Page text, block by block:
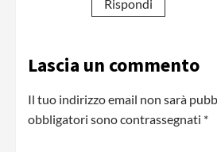
Rispondi
Lascia un commento
Il tuo indirizzo email non sarà
obbligatori sono contrassegnati *